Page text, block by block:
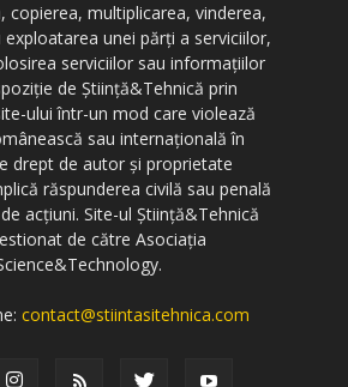
copierea, multiplicarea, vinderea,
exploatarea unei părți a serviciilor,
serviciilor sau informațiilor
de Știință&Tehnică prin
ului într-un mod care violează
sau internațională în
drept de autor și proprietate
răspunderea civilă sau penală
acțiuni. Site-ul Știință&Tehnică
de către Asociația
contact@stiintasitehnica.com